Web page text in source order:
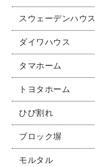
スウェーデンハウス
ダイワハウス
タマホーム
トヨタホーム
ひび割れ
ブロック塀
モルタル